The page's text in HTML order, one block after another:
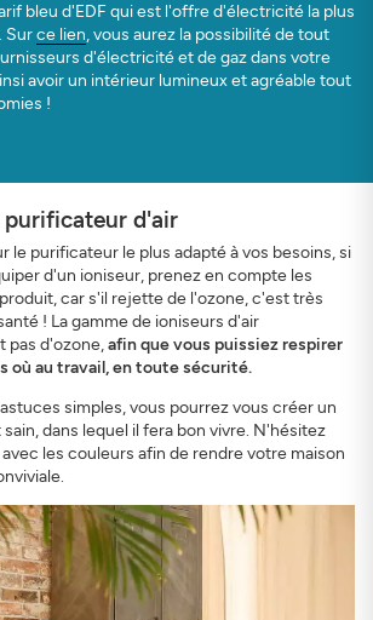
bleu d'EDF qui est l'offre d'électricité la plus
Surce lien, vous aurez la possibilité de tout
d'électricité et de gaz dans votre
avoir un intérieur lumineux et agréable tout
!
d'air
le purificateur le plus adapté à vos besoins, si
d'un ioniseur, prenez en compte les
car s'il rejette de l'ozone, c'est très
! La gamme de ioniseurs d'air
pas d'ozone,afin que vous puissiez respirer
où au travail, en toute sécurité.
simples, vous pourrez vous créer un
dans lequel il fera bon vivre. N'hésitez
les couleurs afin de rendre votre maison